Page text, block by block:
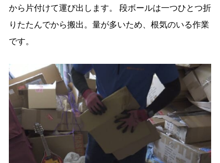
から片付けて運び出します。 段ボールは一つひとつ折
りたたんでから搬出。量が多いため、根気のいる作業
です。